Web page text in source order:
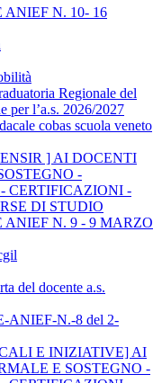
N. 10- 16
Regionale del
per l’a.s. 2026/2027
cobas scuola veneto
] AI DOCENTI
-
CERTIFICAZIONI -
DI STUDIO
N. 9 - 9 MARZO
del docente a.s.
ANIEF-N.-8 del 2-
E INIZIATIVE] AI
E SOSTEGNO -